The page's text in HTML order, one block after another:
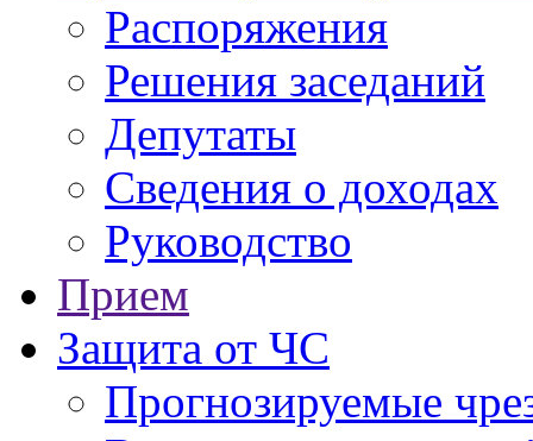
Распоряжения
Решения заседаний
Депутаты
Сведения о доходах
Руководство
Прием
Защита от ЧС
Прогнозируемые